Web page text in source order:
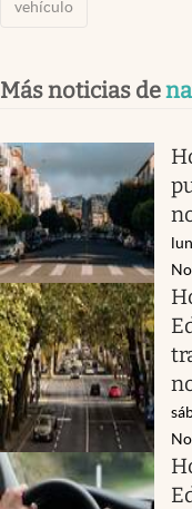
vehículo
Más noticias de